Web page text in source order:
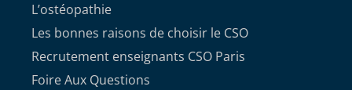
L’ostéopathie
Les bonnes raisons de choisir le CSO
Recrutement enseignants CSO Paris
Foire Aux Questions